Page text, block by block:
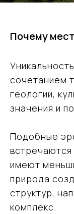
Почему
сочетанием
геологии,
значения и
Подобные
имеют
природа
структур,
комплекс.